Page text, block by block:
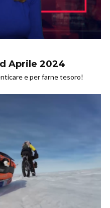
Aprile 2024
e per farne tesoro!